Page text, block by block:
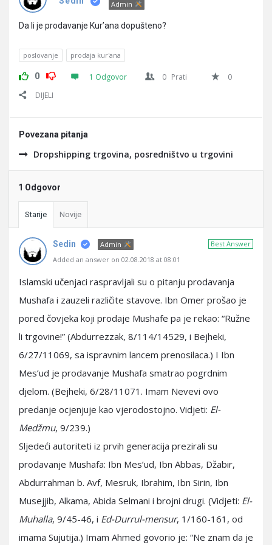
Admin
Da li je prodavanje Kur’ana dopušteno?
poslovanje prodaja kur'ana
0 1 Odgovor 0 Prati
0
DIJELI
Povezana pitanja
Dropshipping trgovina, posredništvo u trgovini
1 Odgovor
Starije Novije
Best Answer
Sedin
Admin
Added an answer on 02.08.2018 at 08:01
Islamski učenjaci raspravljali su o pitanju prodavanja
Mushafa i zauzeli različite stavove. Ibn Omer prošao je
pored čovjeka koji prodaje Mushafe pa je rekao: “Ružne
li trgovine!” (Abdurrezzak, 8/114/14529, i Bejheki,
6/27/11069, sa ispravnim lancem prenosilaca.) I Ibn
Mes’ud je prodavanje Mushafa smatrao pogrdnim
djelom. (Bejheki, 6/28/11071. Imam Nevevi ovo
predanje ocjenjuje kao vjerodostojno. Vidjeti: El-
Medžmu, 9/239.)
Sljedeći autoriteti iz prvih generacija prezirali su
prodavanje Mushafa: Ibn Mes’ud, Ibn Abbas, Džabir,
Abdurrahman b. Avf, Mesruk, Ibrahim, Ibn Sirin, Ibn
Musejjib, Alkama, Abida Selmani i brojni drugi. (Vidjeti: El-
Muhalla, 9/45-46, i Ed-Durrul-mensur, 1/160-161, od
imama Sujutija.) Imam Ahmed govorio je: “Ne znam da je